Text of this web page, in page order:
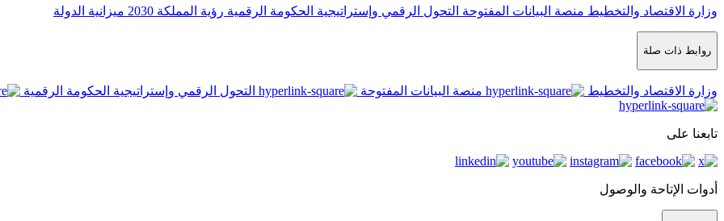
وزارة الاقتصاد والتخطيط منصة البيانات المفتوحة التحول الرقمي وإستراتيجية الحكومة الرقمية رؤية المملكة 2030 ميزانية الدولة
روابط ذات صلة
وزارة الاقتصاد والتخطيط منصة البيانات المفتوحة التحول الرقمي وإستراتيجية الحكومة الرقمية
تابعنا على
أدوات الإتاحة والوصول